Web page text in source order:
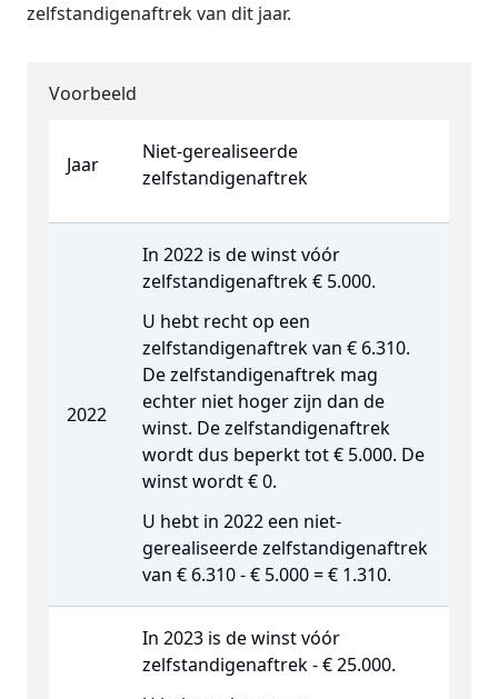
zelfstandigenaftrek van dit jaar.
Voorbeeld
Jaar
Niet-gerealiseerde
zelfstandigenaftrek
2022
In 2022 is de winst vóór
zelfstandigenaftrek € 5.000.
U hebt recht op een
zelfstandigenaftrek van € 6.310.
De zelfstandigenaftrek mag
echter niet hoger zijn dan de
winst. De zelfstandigenaftrek
wordt dus beperkt tot € 5.000. De
winst wordt € 0.
U hebt in 2022 een niet-
gerealiseerde zelfstandigenaftrek
van € 6.310 - € 5.000 = € 1.310.
In 2023 is de winst vóór
zelfstandigenaftrek - € 25.000.